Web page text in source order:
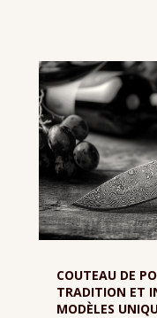
COUTEAU DE
TRADITION ET
MODÈLES